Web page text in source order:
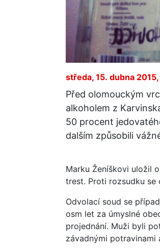
středa, 15. dubna
Před olomouckým
alkoholem z
50 procent
dalším způsobili
Marku Ženíškovi uložil
trest. Proti rozsudku se
Odvolací soud se
osm let za úmyslné
projednání. Muži byli
závadnými potravinami